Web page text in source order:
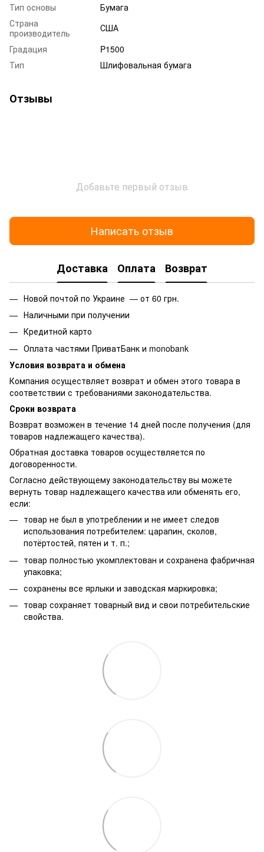
Тип основы
Бумага
Страна
производитель
США
Градация
P1500
Тип
Шлифовальная бумага
Отзывы
Добавьте первый отзыв
Написать отзыв
Доставка Оплата Возврат
Новой почтой по Украине — от 60 грн.
Наличными при получении
Кредитной карто
Оплата частями ПриватБанк и monobank
Условия возврата и обмена
Компания осуществляет возврат и обмен этого товара в
соответствии с требованиями законодательства.
Сроки возврата
Возврат возможен в течение 14 дней после получения (для
товаров надлежащего качества).
Обратная доставка товаров осуществляется по
договоренности.
Согласно действующему законодательству вы можете
вернуть товар надлежащего качества или обменять его,
если:
товар не был в употреблении и не имеет следов
использования потребителем: царапин, сколов,
потёртостей, пятен и т. п.;
товар полностью укомплектован и сохранена фабричная
упаковка;
сохранены все ярлыки и заводская маркировка;
товар сохраняет товарный вид и свои потребительские
свойства.